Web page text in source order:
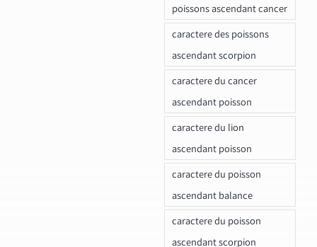
poissons ascendant cancer
caractere des poissons
ascendant scorpion
caractere du cancer
ascendant poisson
caractere du lion
ascendant poisson
caractere du poisson
ascendant balance
caractere du poisson
ascendant scorpion